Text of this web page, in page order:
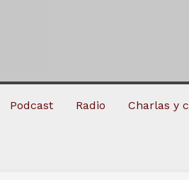
Podcast Radio Charlas y